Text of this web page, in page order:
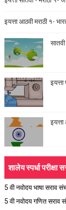
इयत्ता आठवी मराठी १-
शालेय स्पर्धा परीक्षा
5 वी नवोदय भाषा सराव
5 वी नवोदय गणित सराव